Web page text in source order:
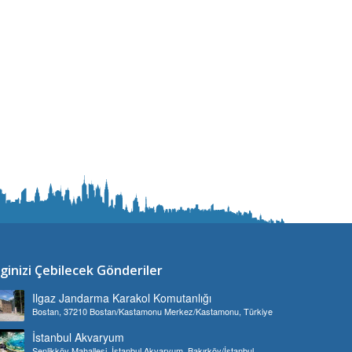
Çebilecek Gönderiler
Ilgaz Jandarma Karakol Komutanlığı
Bostan, 37210 Bostan/Kastamonu Merkez/Kastamonu, Türkiye
İstanbul Akvaryum